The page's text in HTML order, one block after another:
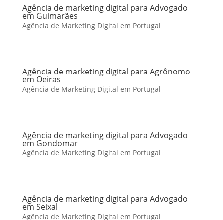
Agência de marketing digital para Advogado
em Guimarães
Agência de Marketing Digital em Portugal
Agência de marketing digital para Agrônomo
em Oeiras
Agência de Marketing Digital em Portugal
Agência de marketing digital para Advogado
em Gondomar
Agência de Marketing Digital em Portugal
Agência de marketing digital para Advogado
em Seixal
Agência de Marketing Digital em Portugal